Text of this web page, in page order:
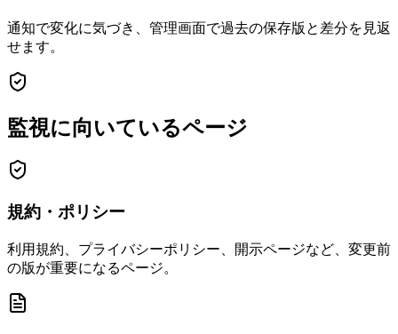
通知で変化に気づき、管理画面で過去の保存版と差分を見返
せます。
監視に向いているページ
規約・ポリシー
利用規約、プライバシーポリシー、開示ページなど、変更前
の版が重要になるページ。